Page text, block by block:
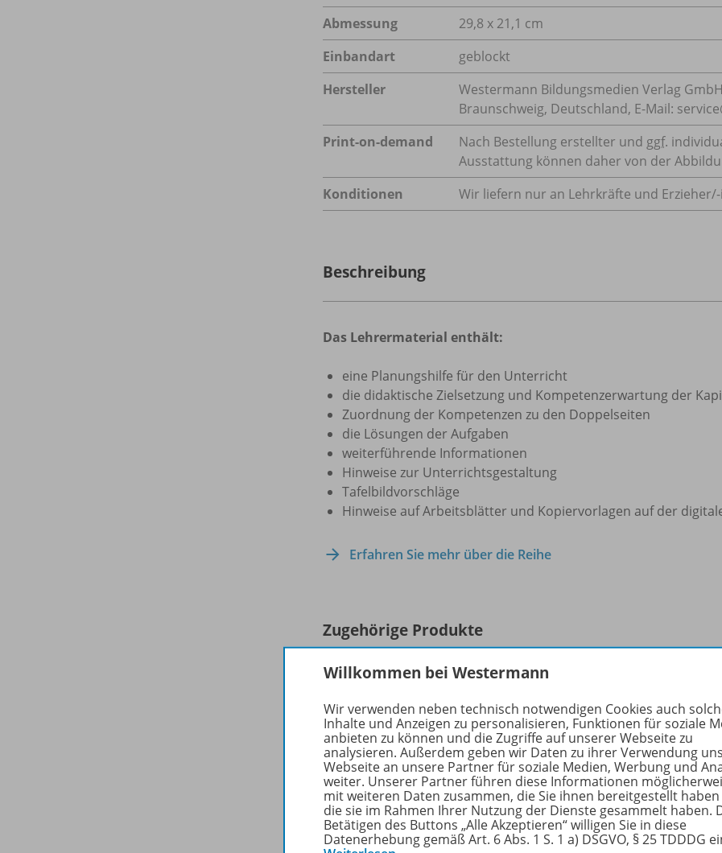
Abmessung
29,8 x 21,1 cm
Einbandart
geblockt
Hersteller
Westermann Bildungsmedien Verlag
Braunschweig, Deutschland, E-Mail:
Print-on-demand
Nach Bestellung erstellter und ggf.
Ausstattung können daher von der
Konditionen
Wir liefern nur an Lehrkräfte und Erzieher/
Beschreibung
Das Lehrermaterial enthält:
eine Planungshilfe für den Unterricht
die didaktische Zielsetzung und Kompetenzerwartung der
Zuordnung der Kompetenzen zu den Doppelseiten
die Lösungen der Aufgaben
weiterführende Informationen
Hinweise zur Unterrichtsgestaltung
Tafelbildvorschläge
Hinweise auf Arbeitsblätter und Kopiervorlagen auf der
Erfahren Sie mehr über die Reihe
Zugehörige Produkte
Geographie für Mittelschulen in
Bayern - Aktuelle Ausgabe
Schulbuch 5
Lieferbar
Ergänzende Digitalprodukte erhältlich
978-
Willkommen bei Westermann
Wir verwenden neben technisch notwendigen Cookies auch
Inhalte und Anzeigen zu personalisieren, Funktionen für soziale
anbieten zu können und die Zugriffe auf unserer Webseite zu
analysieren. Außerdem geben wir Daten zu ihrer Verwendung
Webseite an unsere Partner für soziale Medien, Werbung und
weiter. Unserer Partner führen diese Informationen
mit weiteren Daten zusammen, die Sie ihnen bereitgestellt
die sie im Rahmen Ihrer Nutzung der Dienste gesammelt haben.
Betätigen des Buttons „Alle Akzeptieren“ willigen Sie in diese
Datenerhebung gemäß Art. 6 Abs. 1 S. 1 a) DSGVO, § 25 TDDDG